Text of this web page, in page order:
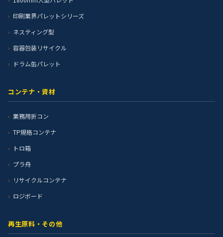
印刷業界パレットシリーズ
ネスティング型
容器包装リサイクル
ドラム缶パレット
コンテナ・資材
業務用折コン
TP規格コンテナ
トロ箱
プラ舟
リサイクルコンテナ
ロジボード
再生原料・その他